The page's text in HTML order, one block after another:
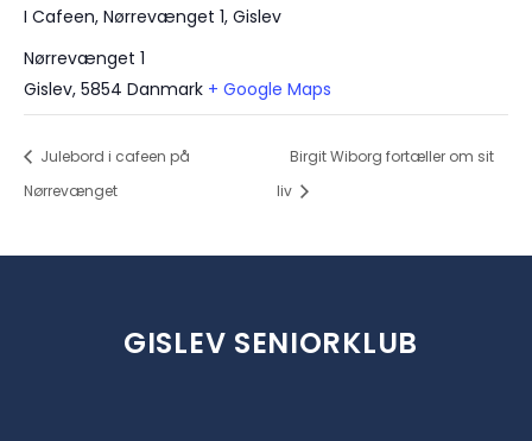
I Cafeen, Nørrevænget 1, Gislev
Nørrevænget 1
Gislev, 5854 Danmark + Google Maps
Julebord i cafeen på
Nørrevænget
Birgit Wiborg fortæller om sit
liv
GISLEV SENIORKLUB